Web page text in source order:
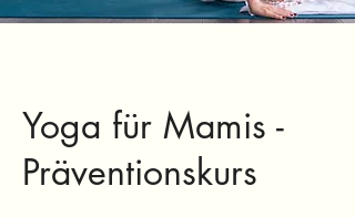
Yoga für Mamis -
Präventionskurs